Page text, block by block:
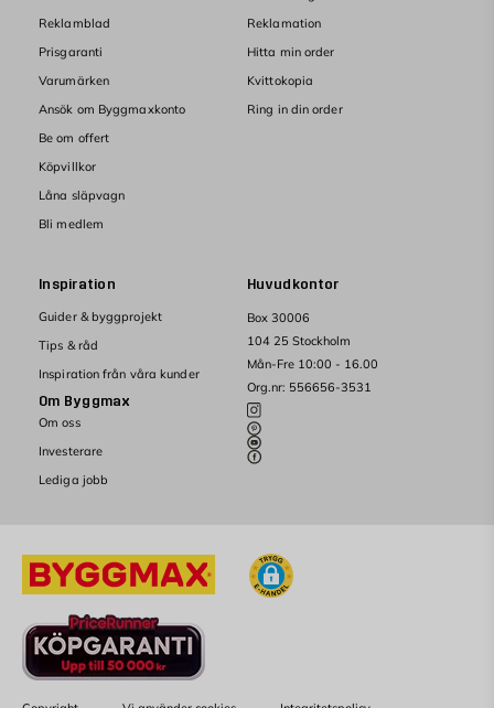
Huvudkontor
Box 30006
104 25 Stockholm
Mån-Fre 10:00 - 16.00
Org.nr: 556656-3531
Reklamblad
Prisgaranti
Varumärken
Ansök om Byggmaxkonto
Be om offert
Köpvillkor
Låna släpvagn
Bli medlem
Reklamation
Hitta min order
Kvittokopia
Ring in din order
Inspiration
Guider & byggprojekt
Tips & råd
Inspiration från våra kunder
Om Byggmax
Om oss
Investerare
Lediga jobb